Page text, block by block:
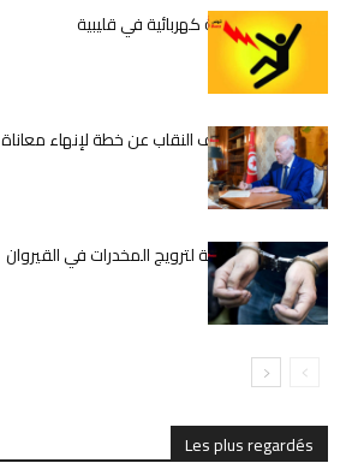
وفاة شاب بصعقة كهربائية في قليبية
قيس سعيّد يكشف النقاب عن خطة لإنهاء معاناة
المعلمين
تفكيك شبكة دولية لترويج المخدرات في القيروان
Les plus regardés